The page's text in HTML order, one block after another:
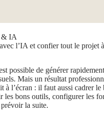
IA
l’IA et confier tout le projet
possible de générer
Mais un résultat
à l’écran : il faut aussi cadrer le
les bons outils, configurer les
la suite.